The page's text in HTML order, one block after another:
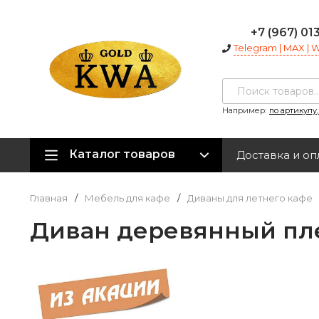
+7 (967)
Telegram | MAX |
Например: по
Каталог товаров Доставка и
Главная / Мебель для кафе / Диваны для летнего кафе
Диван деревянный